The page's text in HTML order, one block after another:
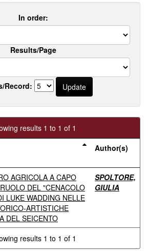
In order:
Results/Page
Record:
results 1 to 1 of 1
Author(s)
AGRICOLA A CAPO
DEL "CENACOLO
LUKE WADDING NELLE
ARTISTICHE
DEL SEICENTO
SPOLTORE,
GIULIA
results 1 to 1 of 1